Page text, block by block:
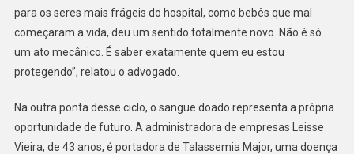
para os seres mais frágeis do hospital, como bebês que mal
começaram a vida, deu um sentido totalmente novo. Não é só
um ato mecânico. É saber exatamente quem eu estou
protegendo”, relatou o advogado.
Na outra ponta desse ciclo, o sangue doado representa a própria
oportunidade de futuro. A administradora de empresas Leisse
Vieira, de 43 anos, é portadora de Talassemia Major, uma doença